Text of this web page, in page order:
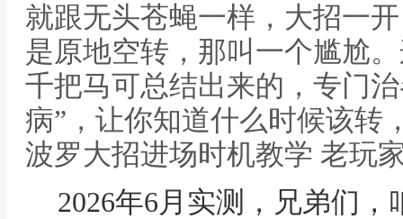
就跟无头苍蝇一样，大招一
是原地空转，那叫一个尴尬
千把马可总结出来的，专门
病”，让你知道什么时候该转
波罗大招进场时机教学 老玩
2026年6月实测，兄弟们